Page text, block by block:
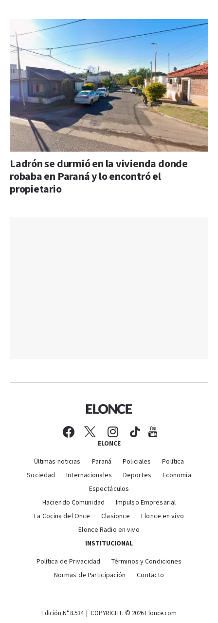
Ladrón se durmió en la vivienda donde
robaba en Paraná y lo encontró el
propietario
ELONCE
Últimas noticias Paraná Policiales
Política
Sociedad
Internacionales Deportes
Economía
Espectáculos
Haciendo Comunidad
Impulso Empresarial
La Cocina del Once
Clasionce
Elonce en vivo
Elonce Radio en vivo
INSTITUCIONAL
Política de Privacidad
Términos y Condiciones
Normas de Participación
Contacto
Edición N° 8.534 | COPYRIGHT: © 2026 Elonce.com